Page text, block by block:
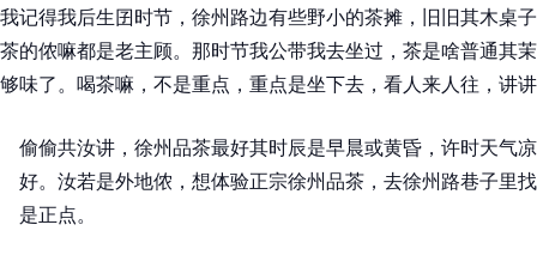
我记得我后生囝时节，徐州路边有些野小的茶摊，旧旧其木桌
茶的侬嘛都是老主顾。那时节我公带我去坐过，茶是啥普通其
够味了。喝茶嘛，不是重点，重点是坐下去，看人来人往，讲
偷偷共汝讲，徐州品茶最好其时辰是早晨或黄昏，许时天气
好。汝若是外地侬，想体验正宗徐州品茶，去徐州路巷子里
是正点。